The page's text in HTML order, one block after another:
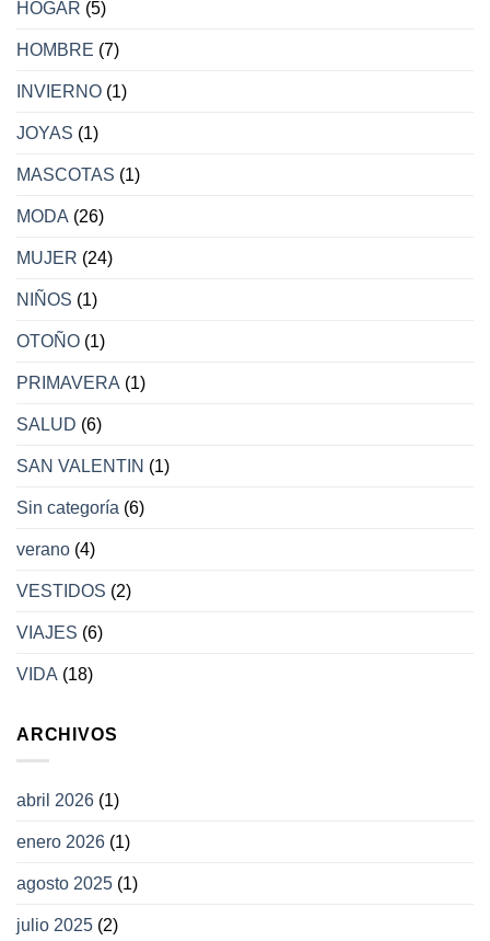
HOGAR (5)
HOMBRE (7)
INVIERNO (1)
JOYAS (1)
MASCOTAS (1)
MODA (26)
MUJER (24)
NIÑOS (1)
OTOÑO (1)
PRIMAVERA (1)
SALUD (6)
SAN VALENTIN (1)
Sin categoría (6)
verano (4)
VESTIDOS (2)
VIAJES (6)
VIDA (18)
ARCHIVOS
abril 2026 (1)
enero 2026 (1)
agosto 2025 (1)
julio 2025 (2)